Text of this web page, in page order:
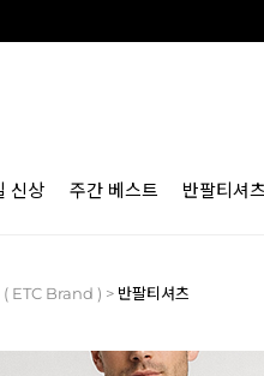
신상 주간 베스트 반팔티셔츠
( ETC Brand ) > 반팔티셔츠